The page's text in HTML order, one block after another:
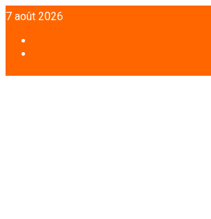
Aller
au
contenu
7 août 2026